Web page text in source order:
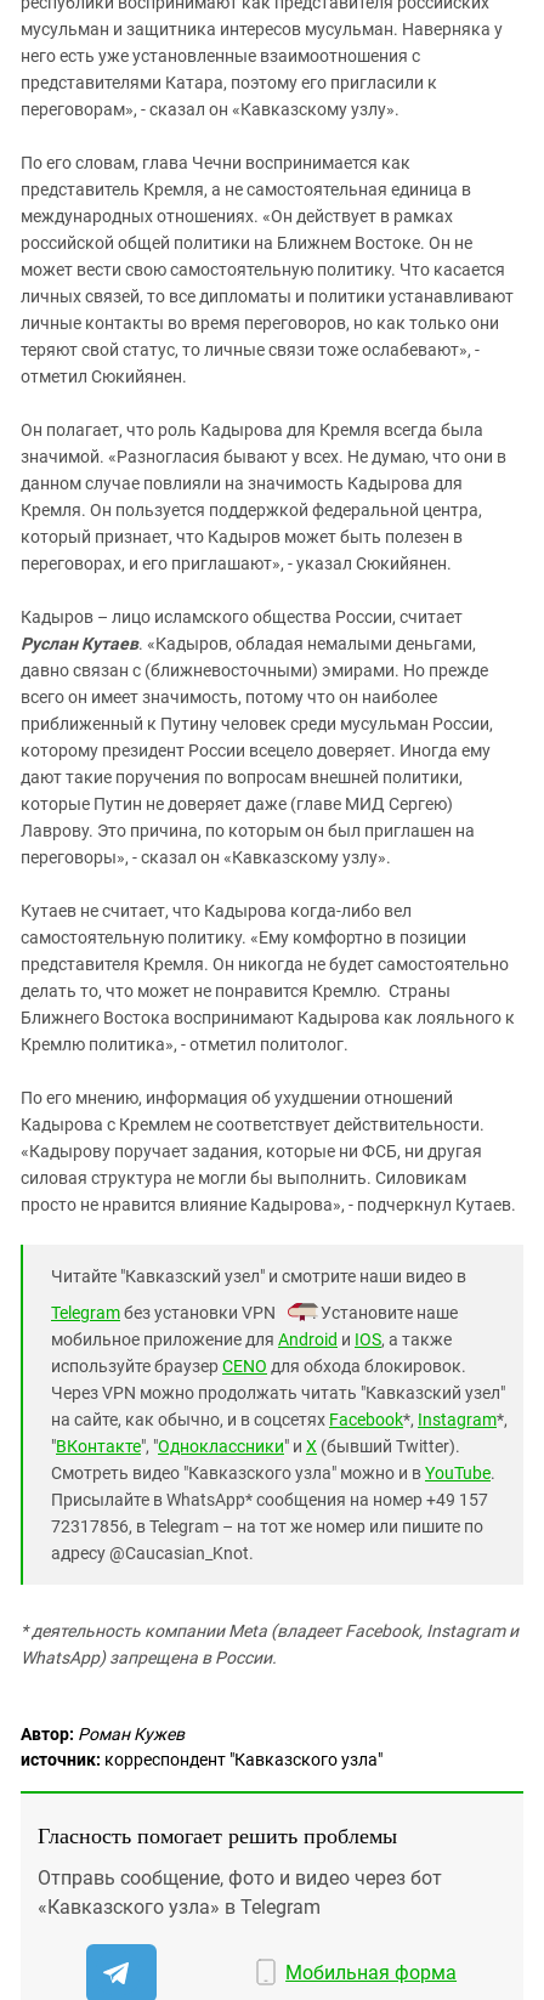
мусульман и защитника интересов мусульман. Наверняка у
него есть уже установленные взаимоотношения с
представителями Катара, поэтому его пригласили к
переговорам», - сказал он «Кавказскому узлу».
По его словам, глава Чечни воспринимается как
представитель Кремля, а не самостоятельная единица в
международных отношениях. «Он действует в рамках
российской общей политики на Ближнем Востоке. Он не
может вести свою самостоятельную политику. Что касается
личных связей, то все дипломаты и политики устанавливают
личные контакты во время переговоров, но как только они
теряют свой статус, то личные связи тоже ослабевают», -
отметил Сюкийянен.
Он полагает, что роль Кадырова для Кремля всегда была
значимой. «Разногласия бывают у всех. Не думаю, что они в
данном случае повлияли на значимость Кадырова для
Кремля. Он пользуется поддержкой федеральной центра,
который признает, что Кадыров может быть полезен в
переговорах, и его приглашают», - указал Сюкийянен.
Кадыров – лицо исламского общества России, считает
Руслан Кутаев. «Кадыров, обладая немалыми деньгами,
давно связан с (ближневосточными) эмирами. Но прежде
всего он имеет значимость, потому что он наиболее
приближенный к Путину человек среди мусульман России,
которому президент России всецело доверяет. Иногда ему
дают такие поручения по вопросам внешней политики,
которые Путин не доверяет даже (главе МИД Сергею)
Лаврову. Это причина, по которым он был приглашен на
переговоры», - сказал он «Кавказскому узлу».
Кутаев не считает, что Кадырова когда-либо вел
самостоятельную политику. «Ему комфортно в позиции
представителя Кремля. Он никогда не будет самостоятельно
делать то, что может не понравится Кремлю. Страны
Ближнего Востока воспринимают Кадырова как лояльного к
Кремлю политика», - отметил политолог.
По его мнению, информация об ухудшении отношений
Кадырова с Кремлем не соответствует действительности.
«Кадырову поручает задания, которые ни ФСБ, ни другая
силовая структура не могли бы выполнить. Силовикам
просто не нравится влияние Кадырова», - подчеркнул Кутаев.
Читайте "Кавказский узел" и смотрите наши видео в
Telegramбез установки VPN
. Установите наше
мобильное приложение для Android и IOS, а также
используйте браузерCENO для обхода блокировок.
Через VPN можно продолжать читать "Кавказский узел"
на сайте, как обычно, и в соцсетях Facebook*, Instagram*,
"ВКонтакте", "Одноклассники" и X (бывший Twitter).
Смотреть видео "Кавказского узла" можно и вYouTube.
Присылайте в WhatsApp* сообщения на номер +49 157
72317856, в Telegram – на тот же номер или пишите по
адресу @Caucasian_Knot.
* деятельность компании Meta (владеет Facebook, Instagram и
WhatsApp) запрещена в России.
Автор: Роман Кужев
источник: корреспондент "Кавказского узла"
Гласность помогает решить проблемы
Отправь сообщение, фото и видео через бот
«Кавказского узла» в Telegram
Мобильная форма